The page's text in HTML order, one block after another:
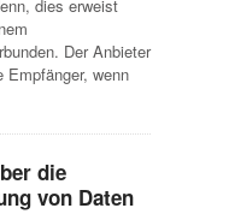
dies erweist
Der Anbieter
Empfänger, wenn
die
von Daten